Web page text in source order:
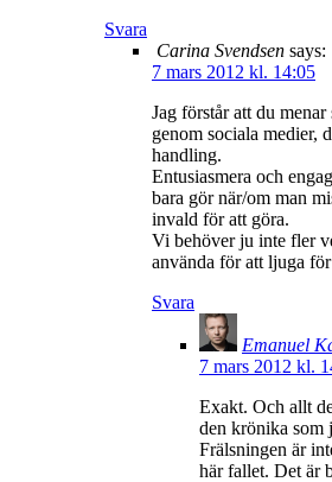
Svara
Carina Svendsen says:
7 mars 2012 kl. 14:05
Jag förstår att du
genom sociala medier,
handling.
Entusiasmera och
bara gör när/om man
invald för att göra.
Vi behöver ju inte fler
använda för att ljuga för
Svara
Emanuel
7 mars 2012 kl.
Exakt. Och allt
den krönika som
Frälsningen är
här fallet. Det är